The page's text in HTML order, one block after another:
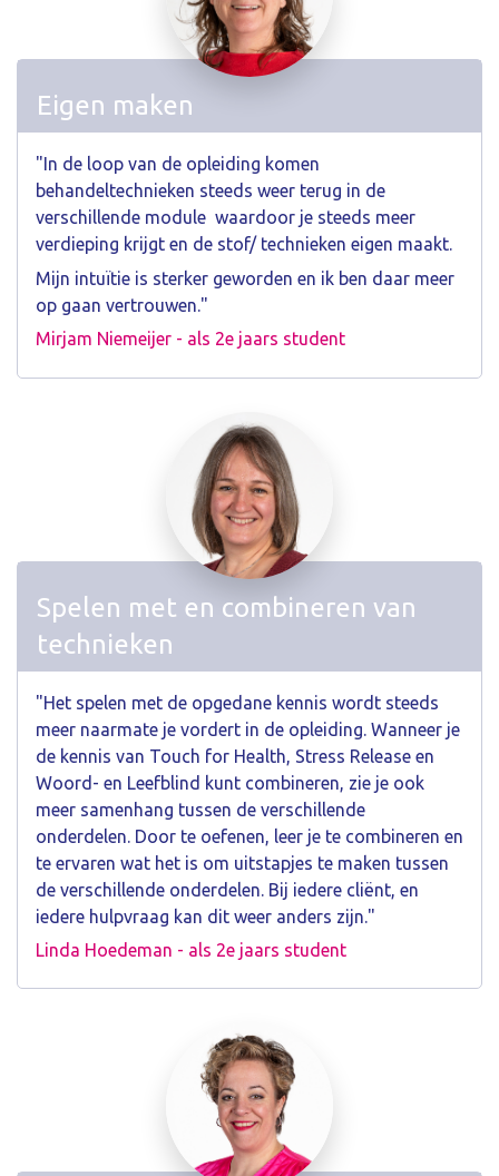
Eigen maken
"In de loop van de opleiding komen
behandeltechnieken steeds weer terug in de
verschillende module waardoor je steeds meer
verdieping krijgt en de stof/ technieken eigen maakt.
Mijn intuïtie is sterker geworden en ik ben daar meer
op gaan vertrouwen."
Mirjam Niemeijer - als 2e jaars student
Spelen met en combineren van
technieken
"Het spelen met de opgedane kennis wordt steeds
meer naarmate je vordert in de opleiding. Wanneer je
de kennis van Touch for Health, Stress Release en
Woord- en Leefblind kunt combineren, zie je ook
meer samenhang tussen de verschillende
onderdelen. Door te oefenen, leer je te combineren en
te ervaren wat het is om uitstapjes te maken tussen
de verschillende onderdelen. Bij iedere cliënt, en
iedere hulpvraag kan dit weer anders zijn."
Linda Hoedeman - als 2e jaars student